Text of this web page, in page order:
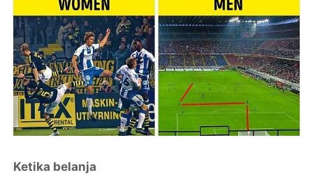
Ketika belanja